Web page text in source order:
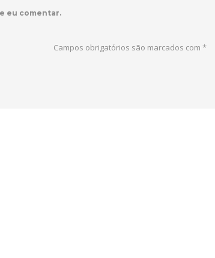
eu comentar.
Campos obrigatórios são marcados com*